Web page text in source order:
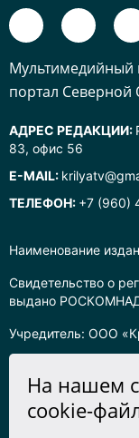
Наименование
Свидетельство о
выдано
Учредитель: ООО
Информация на
портал Северной
АДРЕС РЕДАКЦИИ:
83, офис 56
E-MAIL:
ТЕЛЕФОН: +7 (960)
На нашем
cookie-